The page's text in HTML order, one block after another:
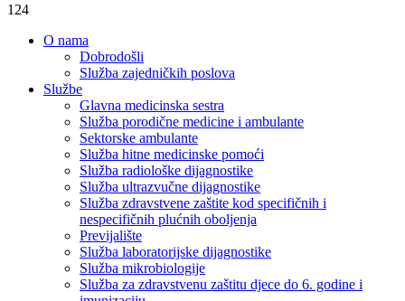
124
O nama
Dobrodošli
Služba zajedničkih poslova
Službe
Glavna medicinska sestra
Služba porodične medicine i ambulante
Sektorske ambulante
Služba hitne medicinske pomoći
Služba radiološke dijagnostike
Služba ultrazvučne dijagnostike
Služba zdravstvene zaštite kod specifičnih i
nespecifičnih plućnih oboljenja
Previjalište
Služba laboratorijske dijagnostike
Služba mikrobiologije
Služba za zdravstvenu zaštitu djece do 6. godine i